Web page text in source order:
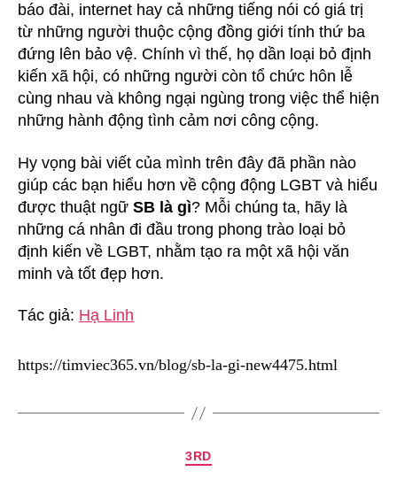
báo đài, internet hay cả những tiếng nói có giá trị
từ những người thuộc cộng đồng giới tính thứ ba
đứng lên bảo vệ. Chính vì thế, họ dần loại bỏ định
kiến xã hội, có những người còn tổ chức hôn lễ
cùng nhau và không ngại ngùng trong việc thể hiện
những hành động tình cảm nơi công cộng.
Hy vọng bài viết của mình trên đây đã phần nào
giúp các bạn hiểu hơn về cộng động LGBT và hiểu
được thuật ngữ SB là gì? Mỗi chúng ta, hãy là
những cá nhân đi đầu trong phong trào loại bỏ
định kiến về LGBT, nhằm tạo ra một xã hội văn
minh và tốt đẹp hơn.
Tác giả: Hạ Linh
https://timviec365.vn/blog/sb-la-gi-new4475.html
Chuyên
3RD